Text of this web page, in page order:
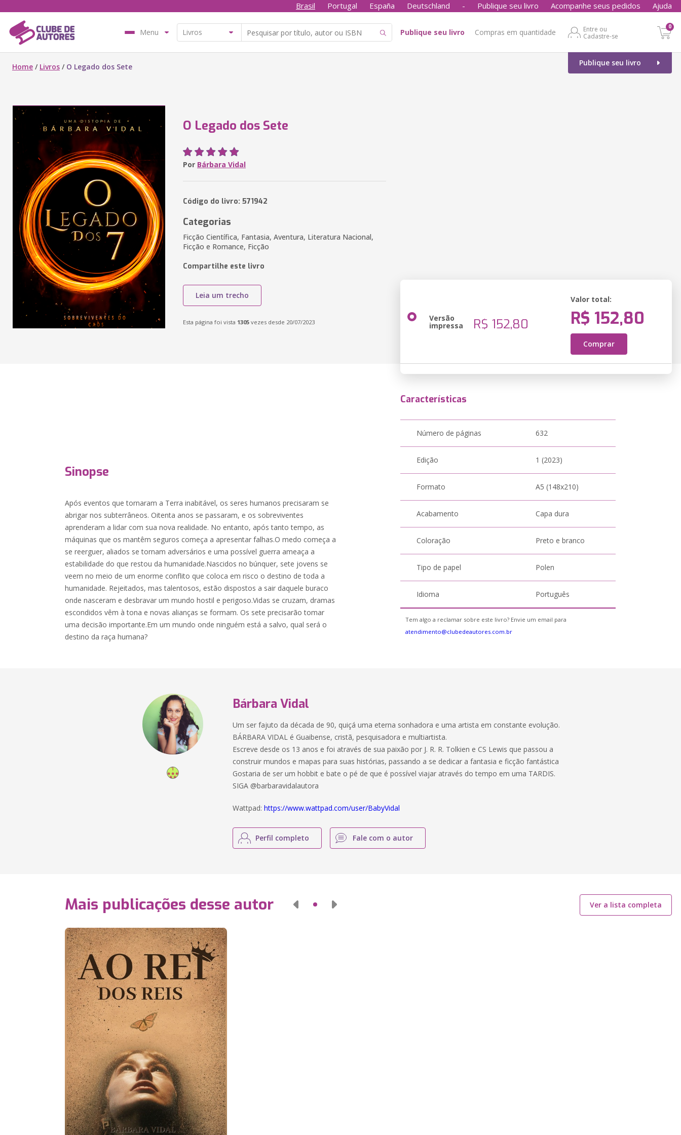
Brasil Portugal España Deutschland - Publique seu livro Acompanhe seus pedidos Ajuda
Menu Publique seu livro Compras em quantidade
Entre ou
Cadastre-se
0
Publique seu livro
Home / Livros / O Legado dos Sete
O Legado dos Sete
Por Bárbara Vidal
Código do livro: 571942
Categorias
Ficção Científica, Fantasia, Aventura, Literatura Nacional,
Ficção e Romance, Ficção
Compartilhe este livro
Leia um trecho
Esta página foi vista 1305 vezes desde 20/07/2023 Versão
impressa R$ 152,80
Valor total:
R$ 152,80
Comprar
Sinopse
Após eventos que tornaram a Terra inabitável, os seres humanos precisaram se
abrigar nos subterrâneos. Oitenta anos se passaram, e os sobreviventes
aprenderam a lidar com sua nova realidade. No entanto, após tanto tempo, as
máquinas que os mantêm seguros começa a apresentar falhas.O medo começa a
se reerguer, aliados se tornam adversários e uma possível guerra ameaça a
estabilidade do que restou da humanidade.Nascidos no búnquer, sete jovens se
veem no meio de um enorme conflito que coloca em risco o destino de toda a
humanidade. Rejeitados, mas talentosos, estão dispostos a sair daquele buraco
onde nasceram e desbravar um mundo hostil e perigoso.Vidas se cruzam, dramas
escondidos vêm à tona e novas alianças se formam. Os sete precisarão tomar
uma decisão importante.Em um mundo onde ninguém está a salvo, qual será o
destino da raça humana?
Características
Número de páginas 632
Edição 1 (2023)
Formato A5 (148x210)
Acabamento Capa dura
Coloração Preto e branco
Tipo de papel Polen
Idioma Português
Tem algo a reclamar sobre este livro? Envie um email para
atendimento@clubedeautores.com.br
Bárbara Vidal
Um ser fajuto da década de 90, quiçá uma eterna sonhadora e uma artista em constante evolução.
BÁRBARA VIDAL é Guaibense, cristã, pesquisadora e multiartista.
Escreve desde os 13 anos e foi através de sua paixão por J. R. R. Tolkien e CS Lewis que passou a
construir mundos e mapas para suas histórias, passando a se dedicar a fantasia e ficção fantástica
Gostaria de ser um hobbit e bate o pé de que é possível viajar através do tempo em uma TARDIS.
SIGA @barbaravidalautora
Wattpad:https://www.wattpad.com/user/BabyVidal
Perfil completo Fale com o autor
Mais publicações desse autor Ver a lista completa